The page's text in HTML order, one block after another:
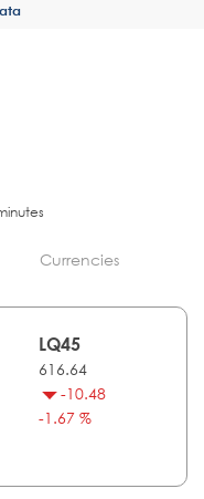
Currencies
LQ45
616.64
-10.48
-1.67 %